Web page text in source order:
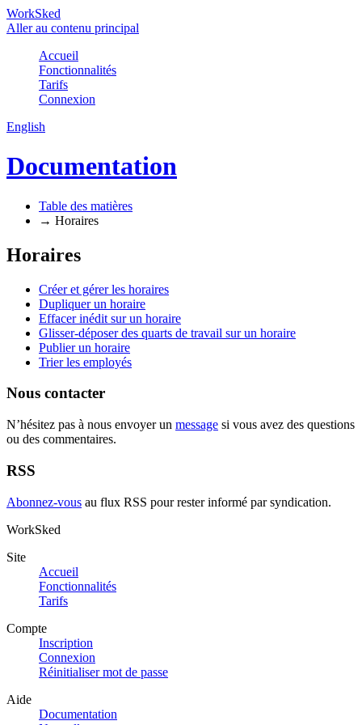
WorkSked
Aller au contenu principal
Accueil
Fonctionnalités
Tarifs
Connexion
English
Documentation
Table des matières
→ Horaires
Horaires
Créer et gérer les horaires
Dupliquer un horaire
Effacer inédit sur un horaire
Glisser-déposer des quarts de travail sur un horaire
Publier un horaire
Trier les employés
Nous contacter
N’hésitez pas à nous envoyer un message si vous avez des questions
ou des commentaires.
RSS
Abonnez-vous au flux RSS pour rester informé par syndication.
WorkSked
Site
Accueil
Fonctionnalités
Tarifs
Compte
Inscription
Connexion
Réinitialiser mot de passe
Aide
Documentation